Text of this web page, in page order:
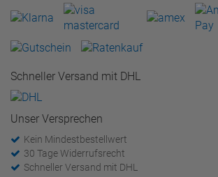
Schneller Versand mit DHL
Unser Versprechen
Kein Mindestbestellwert
30 Tage Widerrufsrecht
Schneller Versand mit DHL